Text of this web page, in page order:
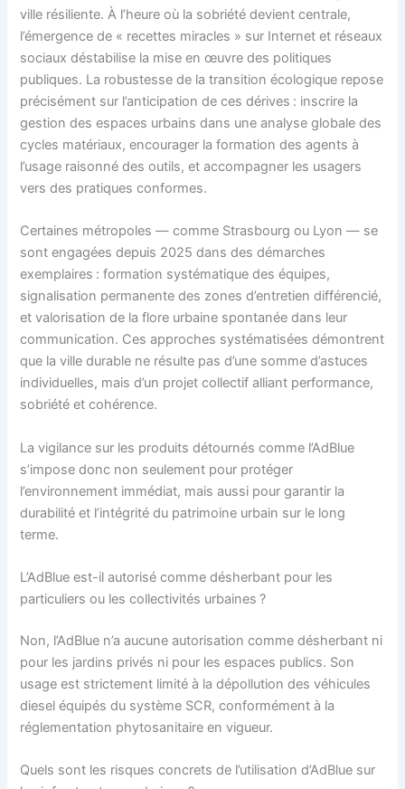
ville résiliente. À l’heure où la sobriété devient centrale,
l’émergence de « recettes miracles » sur Internet et réseaux
sociaux déstabilise la mise en œuvre des politiques
publiques. La robustesse de la transition écologique repose
précisément sur l’anticipation de ces dérives : inscrire la
gestion des espaces urbains dans une analyse globale des
cycles matériaux, encourager la formation des agents à
l’usage raisonné des outils, et accompagner les usagers
vers des pratiques conformes.
Certaines métropoles — comme Strasbourg ou Lyon — se
sont engagées depuis 2025 dans des démarches
exemplaires : formation systématique des équipes,
signalisation permanente des zones d’entretien différencié,
et valorisation de la flore urbaine spontanée dans leur
communication. Ces approches systématisées démontrent
que la ville durable ne résulte pas d’une somme d’astuces
individuelles, mais d’un projet collectif alliant performance,
sobriété et cohérence.
La vigilance sur les produits détournés comme l’AdBlue
s’impose donc non seulement pour protéger
l’environnement immédiat, mais aussi pour garantir la
durabilité et l’intégrité du patrimoine urbain sur le long
terme.
L’AdBlue est-il autorisé comme désherbant pour les
particuliers ou les collectivités urbaines ?
Non, l’AdBlue n’a aucune autorisation comme désherbant ni
pour les jardins privés ni pour les espaces publics. Son
usage est strictement limité à la dépollution des véhicules
diesel équipés du système SCR, conformément à la
réglementation phytosanitaire en vigueur.
Quels sont les risques concrets de l’utilisation d’AdBlue sur